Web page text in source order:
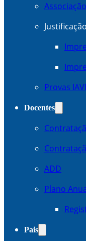
Provas
Docentes
ADD
Plano
Pais